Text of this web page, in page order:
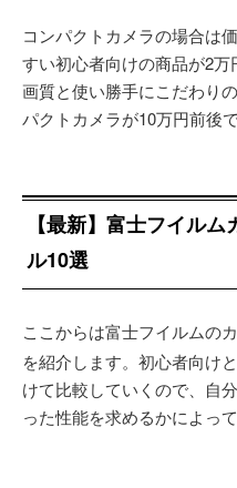
コンパクトカメラの場合は
すい初心者向けの商品が2万
画質と使い勝手にこだわり
パクトカメラが10万円前後
【最新】富士フイル
ル10選
ここからは富士フイルムの
を紹介します。初心者向け
けて比較していくので、自
った性能を求めるかによっ